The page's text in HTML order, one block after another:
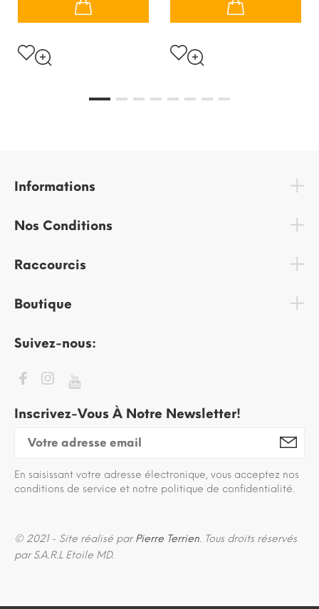
Informations
Nos Conditions
Raccourcis
Boutique
Suivez-nous:
Inscrivez-Vous À Notre Newsletter!
En saisissant votre adresse électronique, vous acceptez nos
conditions de service et notre politique de confidentialité.
© 2021 - Site réalisé parPierre Terrien. Tous droits réservés
par S.A.R.L Etoile MD.